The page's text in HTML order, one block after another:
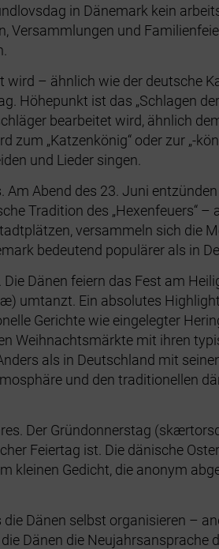
in Dänemark kein
und
– ähnlich wie der deutsche
Höhepunkt ist das „Schlagen
bearbeitet wird, ähnlich
„Katzenkönig“ oder zur „-
und Lieder singen.
Abend des 23. Juni
Tradition des „Hexenfeuers“
versammeln sich die
bedeutend populärer als in
Dänen feiern das Fest am
umtanzt. Ein absolutes
Gerichte wie eingelegter
Weihnachtsmärkte mit ihren
als in Deutschland mit
und den traditionellen
Der Gründonnerstag
Feiertag ist. Die dänische
kleinen Gedicht, die anonym
Dänen selbst organisieren –
Dänen die Neujahrsansprache